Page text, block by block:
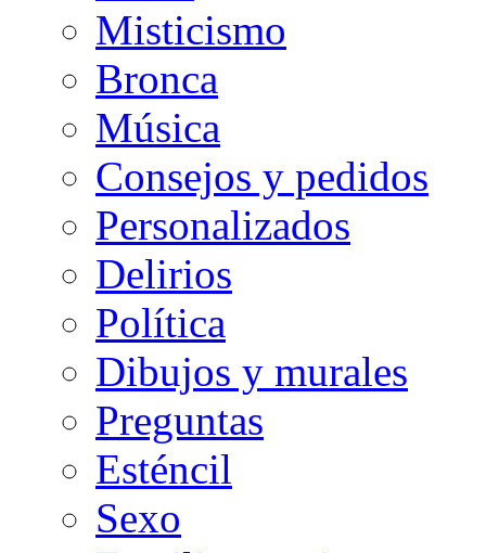
Misticismo
Bronca
Música
Consejos y pedidos
Personalizados
Delirios
Política
Dibujos y murales
Preguntas
Esténcil
Sexo